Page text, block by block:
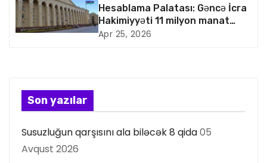
i
y
s
ı
Hesablama Palatası: Gəncə İcra
Hakimiyyəti 11 milyon manat
artıq xərcləyib
Apr 25, 2026
Son yazılar
Susuzluğun qarşısını ala biləcək 8 qida05
Avqust 2026